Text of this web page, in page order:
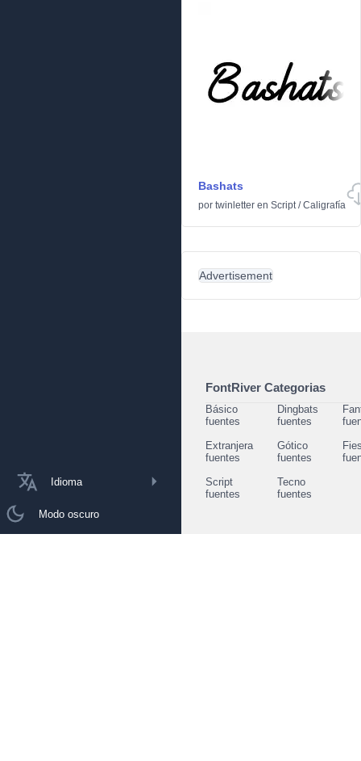
Idioma
Modo oscuro
Bashats
por twinletter en Script/Caligrafía
Advertisement
FontRiver Categorias
Básico
fuentes
Dingbats
fuentes
Extranjera
fuentes
Gótico
fuentes
Script
fuentes
Tecno
fuentes